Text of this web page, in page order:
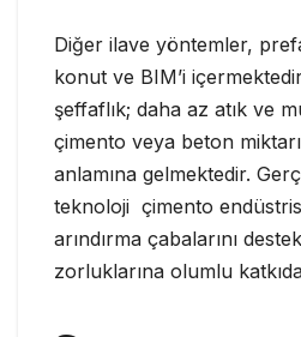
Diğer ilave yöntemler,
konut ve BIM’i
şeffaflık; daha az atık ve
çimento veya beton
anlamına gelmektedir.
teknoloji çimento
arındırma çabalarını
zorluklarına olumlu